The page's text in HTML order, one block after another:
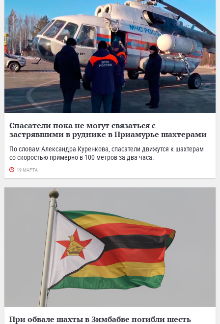
Спасатели пока не могут связаться с
застрявшими в руднике в Приамурье шахтерами
По словам Александра Куренкова, спасатели движутся к шахтерам
со скоростью примерно в 100 метров за два часа.
19 МАРТА
При обвале шахты в Зимбабве погибли шесть